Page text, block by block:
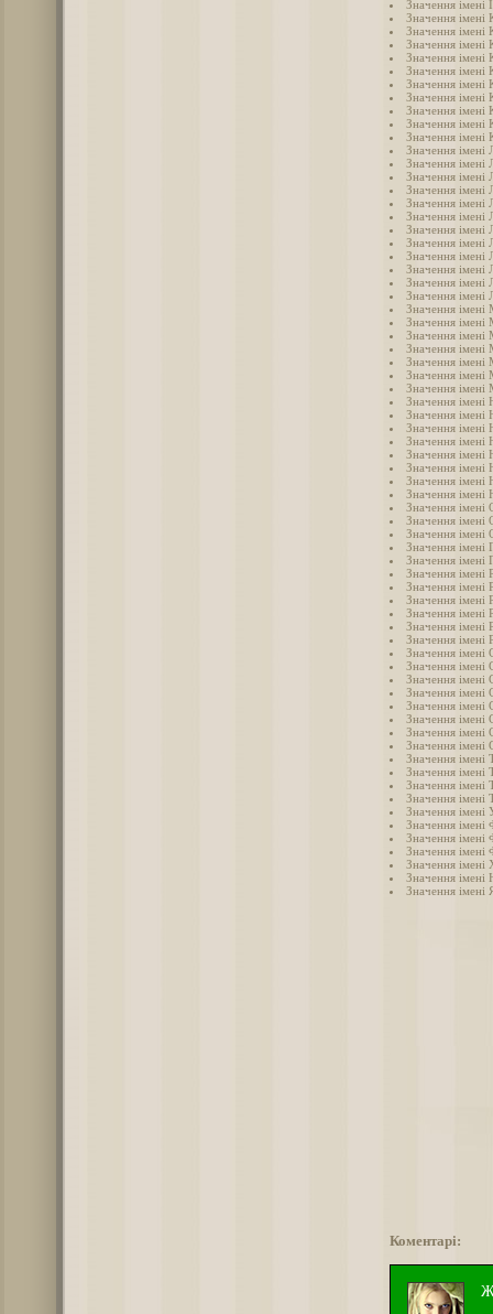
Значення імені
Значення імені
Значення імені
Значення імені
Значення імені
Значення імені
Значення імені
Значення імені
Значення імені
Значення імені
Значення імені
Значення імені
Значення імені
Значення імені
Значення імені
Значення імені
Значення імені
Значення імені
Значення імені
Значення імені
Значення імені
Значення імені
Значення імені
Значення імені
Значення імені
Значення імені
Значення імені
Значення імені
Значення імені
Значення імені
Значення імені
Значення імені
Значення імені
Значення імені
Значення імені
Значення імені
Значення імені
Значення імені
Значення імені
Значення імені
Значення імені
Значення імені
Значення імені
Значення імені
Значення імені
Значення імені
Значення імені
Значення імені
Значення імені
Значення імені
Значення імені
Значення імені
Значення імені
Значення імені
Значення імені
Значення імені
Значення імені
Значення імені
Значення імені
Значення імені
Значення імені
Значення імені
Значення імені
Значення імені
Значення імені
Значення імені
Значення імені
Значення імені
Коментарі: